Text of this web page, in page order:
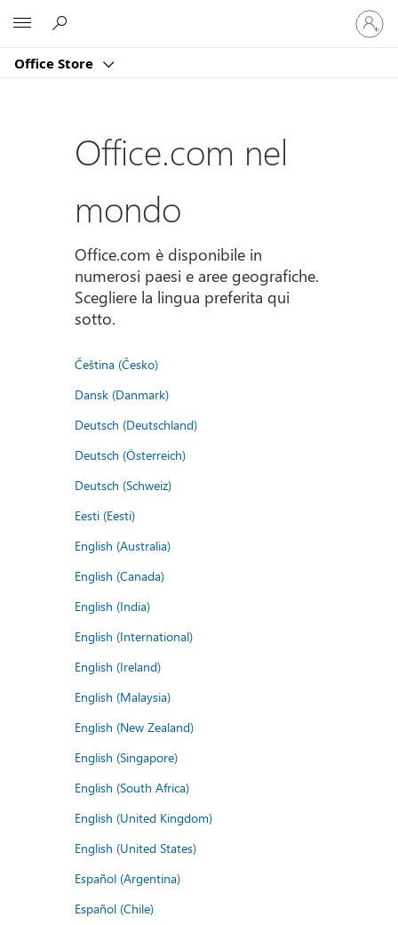
Office Store
Accedi
con
il
account
Office.com nel
mondo
Office.com è disponibile in
numerosi paesi e aree geografiche.
Scegliere la lingua preferita qui
sotto.
Čeština (Česko)
Dansk (Danmark)
Deutsch (Deutschland)
Deutsch (Österreich)
Deutsch (Schweiz)
Eesti (Eesti)
English (Australia)
English (Canada)
English (India)
English (International)
English (Ireland)
English (Malaysia)
English (New Zealand)
English (Singapore)
English (South Africa)
English (United Kingdom)
English (United States)
Español (Argentina)
Español (Chile)